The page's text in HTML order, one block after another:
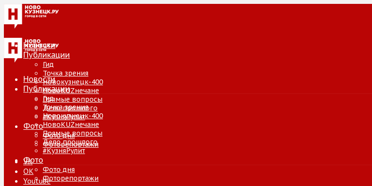
Новости
Публикации
Гид
Точка зрения
Новокузнецк-400
НовоKUZнечане
Прямые вопросы
Дело прошлого
#КузняРулит
Фото
Фото дня
Фоторепортажи
VK
ОК
Youtube
Новости
Публикации
Гид
Точка зрения
Новокузнецк-400
НовоKUZнечане
Прямые вопросы
Дело прошлого
#КузняРулит
Фото
Фото дня
Фоторепортажи